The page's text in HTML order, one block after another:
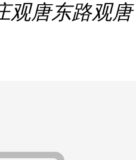
观唐东路观唐